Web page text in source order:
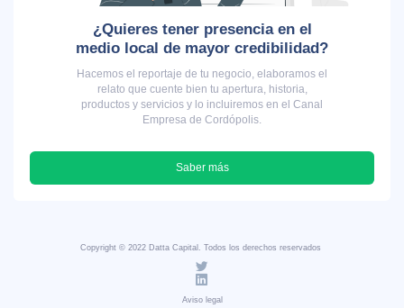
¿Quieres tener presencia en el
medio local de mayor credibilidad?
Hacemos el reportaje de tu negocio, elaboramos el
relato que cuente bien tu apertura, historia,
productos y servicios y lo incluiremos en el Canal
Empresa de Cordópolis.
Saber más
Copyright © 2022 Datta Capital. Todos los derechos reservados
Aviso legal